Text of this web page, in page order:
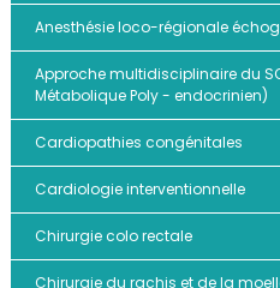
Anesthésie loco-régionale
Approche multidisciplinaire du
Métabolique Poly - endocrinien)
Cardiopathies congénitales
Cardiologie interventionnelle
Chirurgie colo rectale
Chirurgie du rachis et de la